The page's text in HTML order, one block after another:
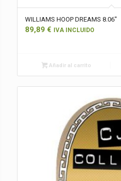
WILLIAMS HOOP DREAMS 8.06″
89,89 € IVA INCLUIDO
Añadir al carrito